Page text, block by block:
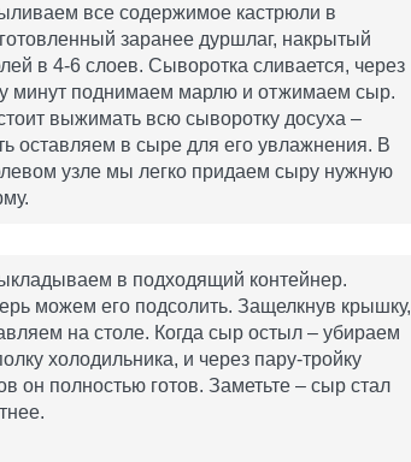
все содержимое кастрюли в
заранее дуршлаг, накрытый
в 4-6 слоев. Сыворотка сливается, через
минут поднимаем марлю и отжимаем сыр.
выжимать всю сыворотку досуха –
оставляем в сыре для его увлажнения. В
узле мы легко придаем сыру нужную
в подходящий контейнер.
можем его подсолить. Защелкнув крышку,
на столе. Когда сыр остыл – убираем
холодильника, и через пару-тройку
он полностью готов. Заметьте – сыр стал